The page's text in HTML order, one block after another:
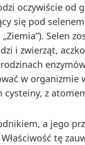
oczywiście od
się pod
„Ziemia”). Selen
i zwierząt,
w
z
a jego
tę